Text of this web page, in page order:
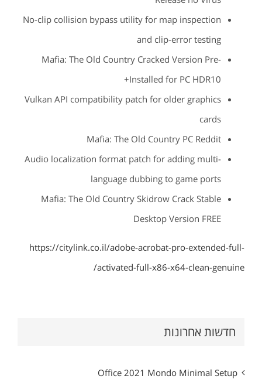
No-clip collision bypass utility for map inspection
and clip-error testing
Mafia: The Old Country Cracked Version Pre-
Installed for PC HDR10+
Vulkan API compatibility patch for older graphics
cards
Mafia: The Old Country PC Reddit
Audio localization format patch for adding multi-
language dubbing to game ports
Mafia: The Old Country Skidrow Crack Stable
Desktop Version FREE
https://citylink.co.il/adobe-acrobat-pro-extended-full-
activated-full-x86-x64-clean-genuine/
חדשות אחרונות
Office 2021 Mondo Minimal Setup